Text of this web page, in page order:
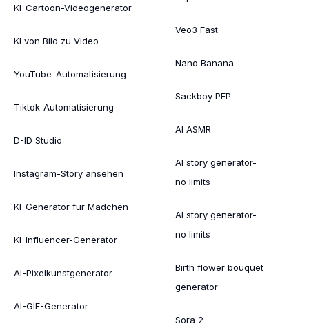
KI-Cartoon-Videogenerator
KI von Bild zu Video
YouTube-Automatisierung
Tiktok-Automatisierung
D-ID Studio
Instagram-Story ansehen
KI-Generator für Mädchen
KI-Influencer-Generator
AI-Pixelkunstgenerator
AI-GIF-Generator
Veo3 Fast
Nano Banana
Sackboy PFP
AI ASMR
AI story generator-
no limits
AI story generator-
no limits
Birth flower bouquet
generator
Sora 2